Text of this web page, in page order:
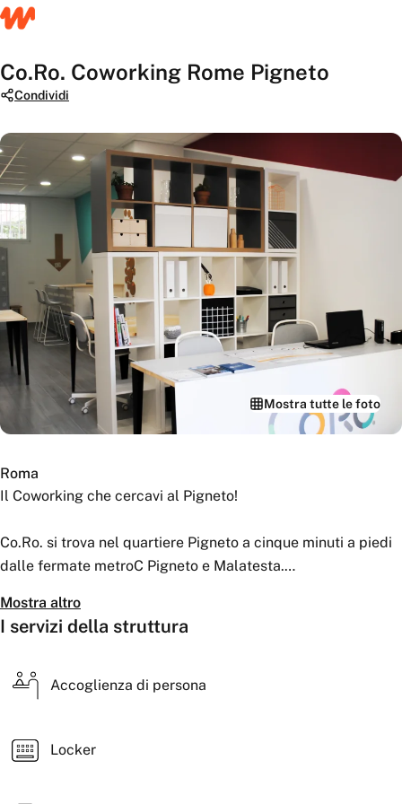
Co.Ro. Coworking Rome Pigneto
Condividi
Mostra tutte le foto
Roma
Il Coworking che cercavi al Pigneto!
Co.Ro. si trova nel quartiere Pigneto a cinque minuti a piedi
dalle fermate metroC Pigneto e Malatesta.
Co.Ro. nasce dalla volontà di condivisione di spazi e idee tra
dell’arricchimento e dell’evoluzione personale e collettiva.
Co.Ro. vuole essere uno spazio a disposizione del quartiere
ad iniziative di ogni tipo.
Mostra altro
I servizi della struttura
Accoglienza di persona
Locker